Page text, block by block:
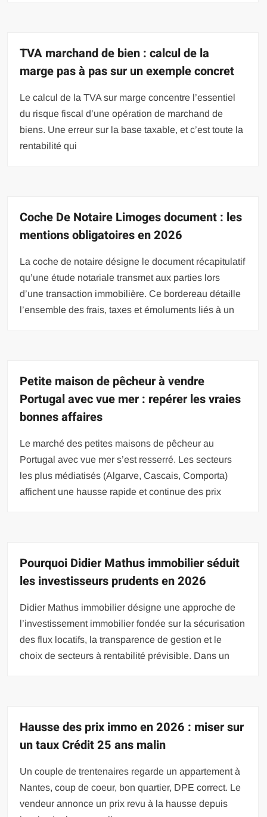
TVA marchand de bien : calcul de la
marge pas à pas sur un exemple concret
Le calcul de la TVA sur marge concentre l’essentiel
du risque fiscal d’une opération de marchand de
biens. Une erreur sur la base taxable, et c’est toute la
rentabilité qui
Coche De Notaire Limoges document : les
mentions obligatoires en 2026
La coche de notaire désigne le document récapitulatif
qu’une étude notariale transmet aux parties lors
d’une transaction immobilière. Ce bordereau détaille
l’ensemble des frais, taxes et émoluments liés à un
Petite maison de pêcheur à vendre
Portugal avec vue mer : repérer les vraies
bonnes affaires
Le marché des petites maisons de pêcheur au
Portugal avec vue mer s’est resserré. Les secteurs
les plus médiatisés (Algarve, Cascais, Comporta)
affichent une hausse rapide et continue des prix
Pourquoi Didier Mathus immobilier séduit
les investisseurs prudents en 2026
Didier Mathus immobilier désigne une approche de
l’investissement immobilier fondée sur la sécurisation
des flux locatifs, la transparence de gestion et le
choix de secteurs à rentabilité prévisible. Dans un
Hausse des prix immo en 2026 : miser sur
un taux Crédit 25 ans malin
Un couple de trentenaires regarde un appartement à
Nantes, coup de coeur, bon quartier, DPE correct. Le
vendeur annonce un prix revu à la hausse depuis